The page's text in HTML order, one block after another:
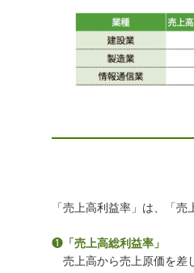
「売上高利益率」は、「
❶ 「売上高総利益率」
売上高から売上原価を差